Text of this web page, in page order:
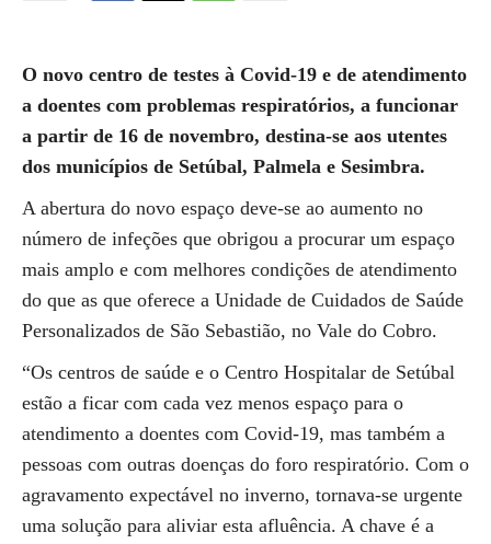
O novo centro de testes à Covid-19 e de atendimento
a doentes com problemas respiratórios, a funcionar
a partir de 16 de novembro, destina-se aos utentes
dos municípios de Setúbal, Palmela e Sesimbra.
A abertura do novo espaço deve-se ao aumento no
número de infeções que obrigou a procurar um espaço
mais amplo e com melhores condições de atendimento
do que as que oferece a Unidade de Cuidados de Saúde
Personalizados de São Sebastião, no Vale do Cobro.
“Os centros de saúde e o Centro Hospitalar de Setúbal
estão a ficar com cada vez menos espaço para o
atendimento a doentes com Covid-19, mas também a
pessoas com outras doenças do foro respiratório. Com o
agravamento expectável no inverno, tornava-se urgente
uma solução para aliviar esta afluência. A chave é a